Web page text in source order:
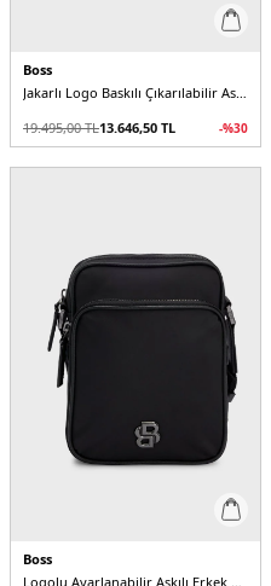
Boss
Jakarlı Logo Baskılı Çıkarılabilir Askılı Erkek Çanta
19.495,00TL13.646,50 TL -%30
Boss
Logolu Ayarlanabilir Askılı Erkek Çanta